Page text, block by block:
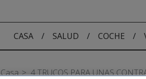
CASA / SALUD / COCHE /
Casa 4 TRUCOS PARA UNAS